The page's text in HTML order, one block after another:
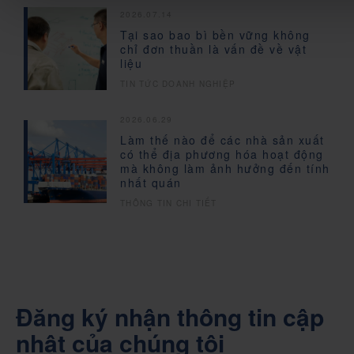
Tại sao bao bì bền vững không
chỉ đơn thuần là vấn đề về vật
liệu
Làm thế nào để các nhà sản xuất
có thể địa phương hóa hoạt động
mà không làm ảnh hưởng đến tính
nhất quán
Đăng ký nhận thông tin cập
nhật của chúng tôi